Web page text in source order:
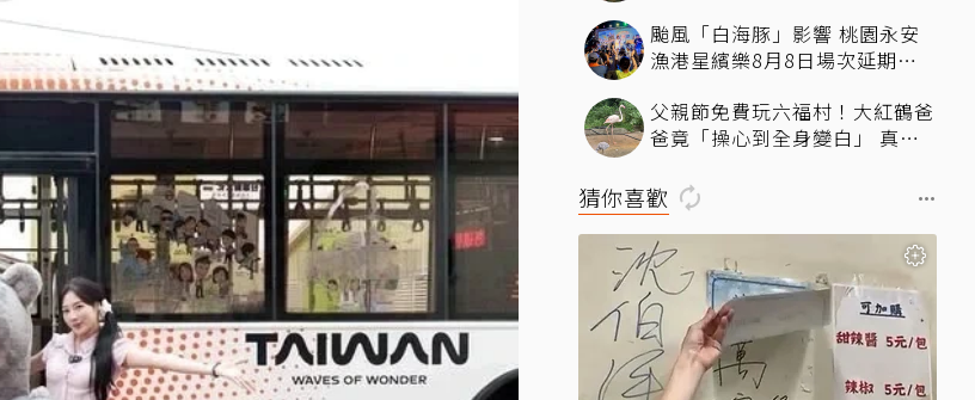
驚：貧窮限制想像
颱風「白海豚」影響 桃園永安
漁港星繽樂8月8日場次延期一
父親節免費玩六福村！大紅鶴爸
爸竟「操心到全身變白」 真相
猜你喜歡